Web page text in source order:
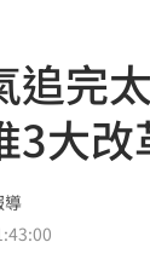
三支柱到位
買BNT被詐
美禁令受惠
創雞蛋產量
收寫同期次
追完
3大改
導